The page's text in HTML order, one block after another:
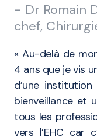
- Dr Romain
chef,
« Au-delà de
4 ans que je vis
d’une
bienveillance et
tous les
vers l’EHC car